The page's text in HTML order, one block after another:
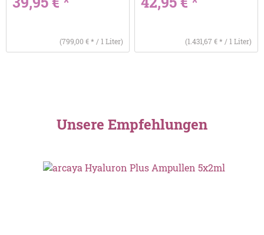
(799,00 € * / 1 Liter) (1.431,67 € * / 1 Liter)
Unsere Empfehlungen